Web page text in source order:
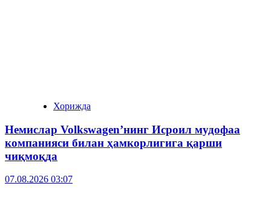
Хорижда
Немислар Volkswagen’нинг Исроил мудофаа
компанияси билан ҳамкорлигига қарши
чиқмоқда
07.08.2026 03:07